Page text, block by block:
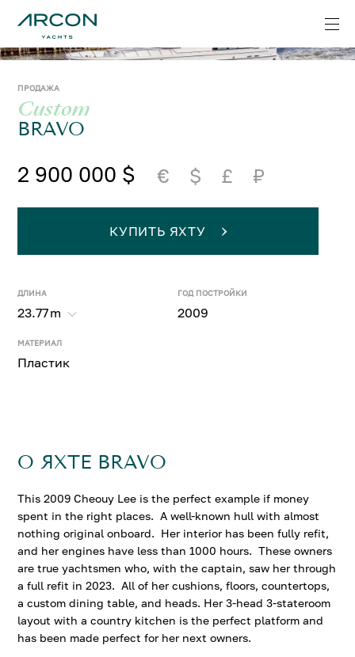
ПРОДАЖА
Custom
BRAVO
2 900 000 $ € $ £ ₽
ДЛИНА
23.77m
ГОД ПОСТРОЙКИ
2009
МАТЕРИАЛ
Пластик
КУПИТЬ ЯХТУ
О ЯХТЕ BRAVO
This 2009 Cheouy Lee is the perfect example if money
spent in the right places. A well-known hull with almost
nothing original onboard. Her interior has been fully refit,
and her engines have less than 1000 hours. These owners
are true yachtsmen who, with the captain, saw her through
a full refit in 2023. All of her cushions, floors, countertops,
a custom dining table, and heads. Her 3-head 3-stateroom
layout with a country kitchen is the perfect platform and
has been made perfect for her next owners.